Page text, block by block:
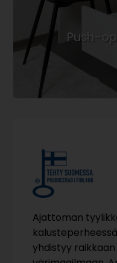
Push-
Ajattoman
yhdistyy